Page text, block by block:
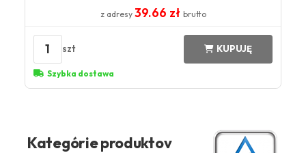
Kategórie produktov
z adresy 39.66 zł brutto
1 szt KUPUJĘ
Szybka dostawa